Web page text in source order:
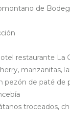
de
restaurante La
manzanitas,
pezón de paté de
troceados,